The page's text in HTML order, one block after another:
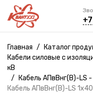
Главная / Каталог
Кабели силовые с
кВ
/
Кабель АПвВнг(B)-LS -
Кабель АПвВнг(B)-LS